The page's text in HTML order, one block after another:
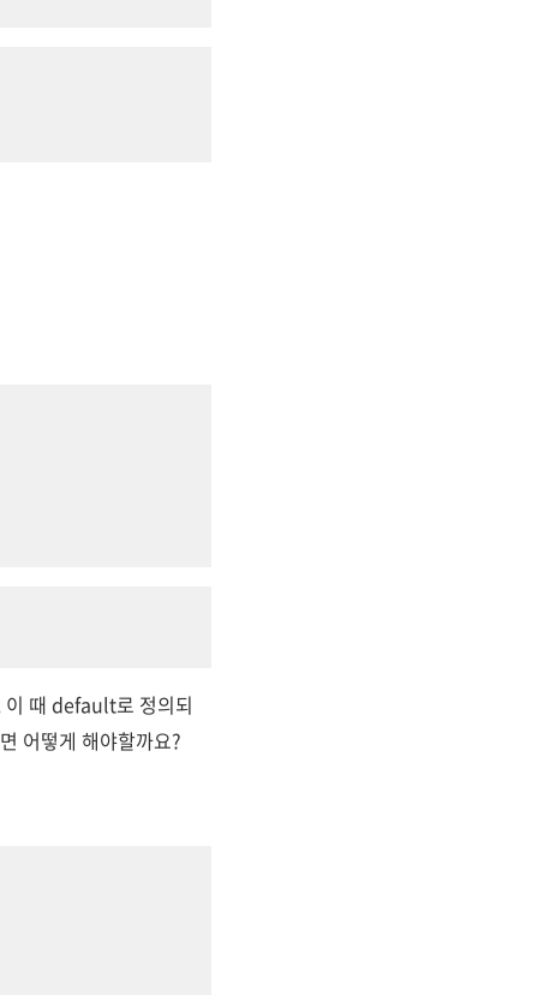
이 때 default로 정의되
어떻게 해야할까요?